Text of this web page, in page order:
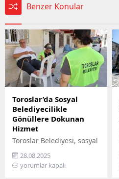
Benzer Konular
Toroslar’da Sosyal
Belediyecilikle
Gönüllere Dokunan
Hizmet
Toroslar Belediyesi, sosyal
belediyecilik anlayışıyla
vatandaşların gönüllerine
dokunmaya devam ediyor.
28.08.2025
yorumlar kapalı